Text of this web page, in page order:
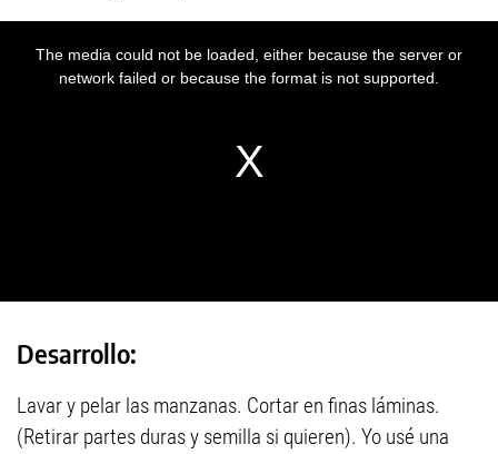
Desarrollo:
Lavar y pelar las manzanas. Cortar en finas láminas.
(Retirar partes duras y semilla si quieren). Yo usé una